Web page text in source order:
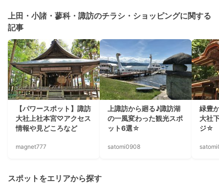
上田・小諸・蓼科・諏訪のチラシ・ショッピングに関する
記事
【パワースポット】諏訪
大社上社本宮♡アクセス
情報や見どころなど
magnet777
上諏訪から廻る♪諏訪湖
の一風変わった観光スポ
ット6選☆
satomi0908
緑豊
大社
ジ☆
スポットをエリアから探す